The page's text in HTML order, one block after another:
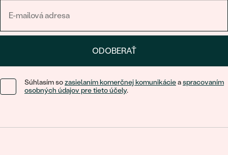
ODOBERAŤ
Súhlasím sozasielaním komerčnej komunikácieaspracovaním
osobných údajov pre tieto účely.